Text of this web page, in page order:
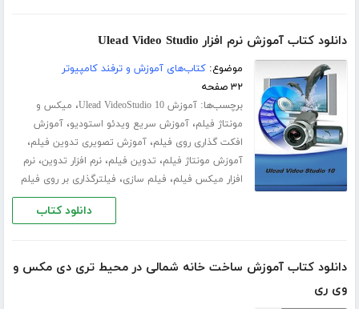
دانلود کتاب آموزش نرم افزار Ulead Video Studio
موضوع:کتاب‌های آموزش و ترفند کامپیوتر
۳۲ صفحه
برچسب‌ها:آموزش Ulead VideoStudio 10 ، میکس و
مونتاژ فیلم،آموزش سریع ویدئو استودیو،آموزش
افکت گذاری روی فیلم،آموزش تصویری تدوین فیلم،
آموزش مونتاژ فیلم، تدوین فیلم،نرم افزار تدوین،نرم
افزار میکس فیلم، فیلم سازی، فیلترگذاری بر روی فیلم
دانلود کتاب
دانلود کتاب آموزش ساخت خانه شمالی در محیط تری دی مکس و
وی ری